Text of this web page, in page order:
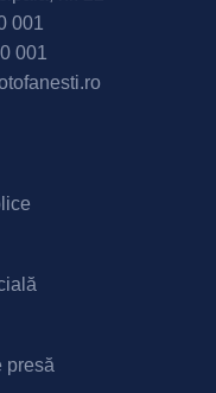
001
001
presă